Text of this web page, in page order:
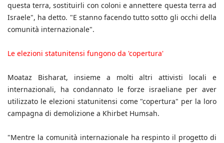
questa terra, sostituirli con coloni e annettere questa terra ad
Israele", ha detto. "E stanno facendo tutto sotto gli occhi della
comunità internazionale".
Le elezioni statunitensi fungono da 'copertura'
Moataz Bisharat, insieme a molti altri attivisti locali e
internazionali, ha condannato le forze israeliane per aver
utilizzato le elezioni statunitensi come "copertura" per la loro
campagna di demolizione a Khirbet Humsah.
"Mentre la comunità internazionale ha respinto il progetto di